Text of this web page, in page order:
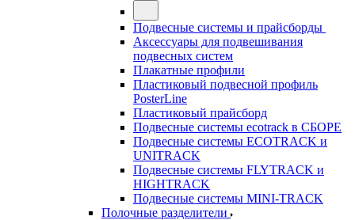
Подвесные системы и прайсборды
Аксессуары для подвешивания
подвесных систем
Плакатные профили
Пластиковый подвесной профиль
PosterLine
Пластиковый прайсборд
Подвесные системы ecotrack в СБОРЕ
Подвесные системы ECOTRACK и
UNITRACK
Подвесные системы FLYTRACK и
HIGHTRACK
Подвесные системы MINI-TRACK
Полочные разделители